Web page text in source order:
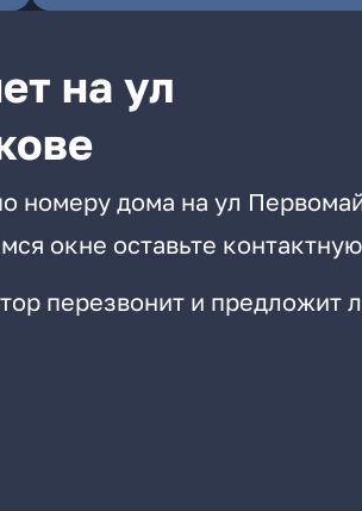
на ул
номеру дома на ул
окне оставьте контактную
перезвонит и предложит